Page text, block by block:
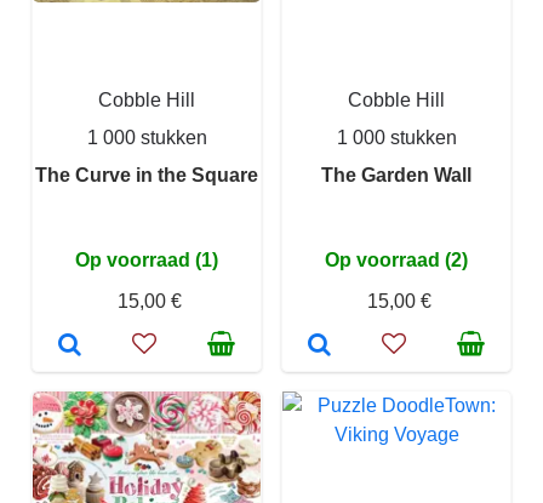
Cobble Hill
1 000 stukken
The Curve in the Square
Op voorraad (1)
15,00 €
Cobble Hill
1 000 stukken
The Garden Wall
Op voorraad (2)
15,00 €